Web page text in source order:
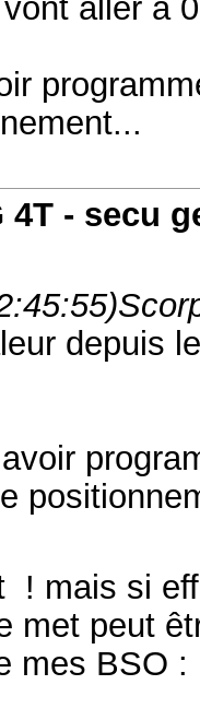
vont aller a
4T - secu
depuis
avoir
! mais si
met peut
mes BSO :